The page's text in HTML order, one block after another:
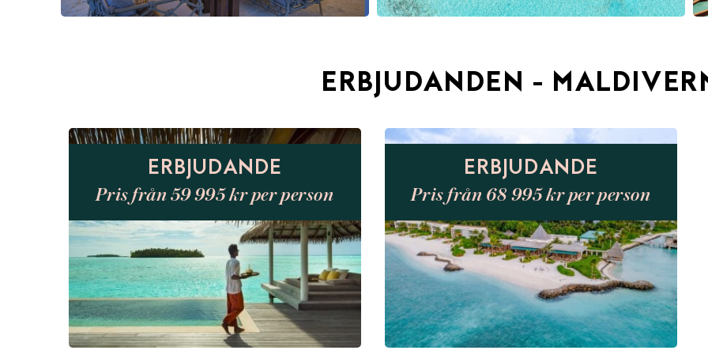
ERBJUDANDEN -
ERBJUDANDE
Pris från 59 995 kr per person
ERBJUDANDE
Pris från 68 995 kr per person